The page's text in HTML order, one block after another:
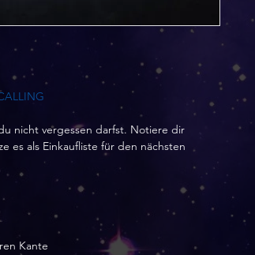
nicht vergessen darfst. Notiere dir
es als Einkaufliste für den nächsten
Kante